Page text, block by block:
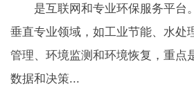
是互联网和专业环保服务平台
垂直专业领域，如工业节能、水处
管理、环境监测和环境恢复，重点
数据和决策...